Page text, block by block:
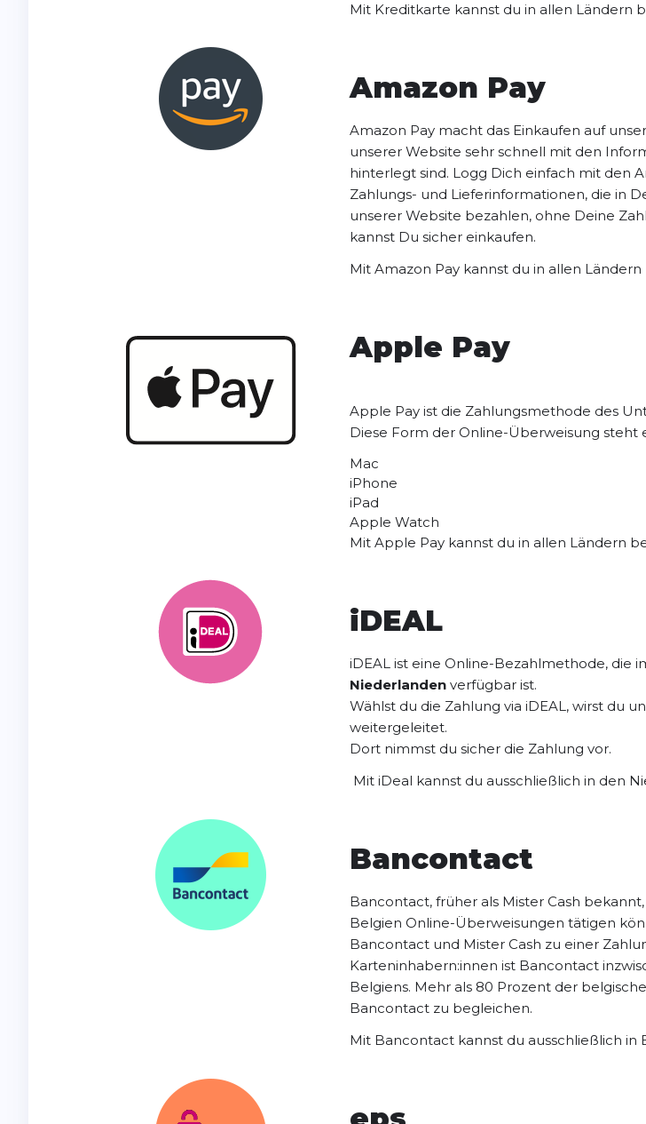
Mit Kreditkarte kannst du in allen Ländern
Amazon Pay
Amazon Pay macht das Einkaufen auf
unserer Website sehr schnell mit den
hinterlegt sind. Logg Dich einfach mit den
Zahlungs- und Lieferinformationen, die in
unserer Website bezahlen, ohne Deine
kannst Du sicher einkaufen.
Mit Amazon Pay kannst du in allen
Apple Pay
Apple Pay ist die Zahlungsmethode des
Diese Form der Online-Überweisung steht
Mac
iPhone
iPad
Apple Watch
Mit Apple Pay kannst du in allen Ländern
iDEAL
iDEAL ist eine Online-Bezahlmethode, die
Niederlanden verfügbar ist.
Wählst du die Zahlung via iDEAL, wirst du
weitergeleitet.
Dort nimmst du sicher die Zahlung vor.
Mit iDeal kannst du ausschließlich in den
Bancontact
Bancontact, früher als Mister Cash
Belgien Online-Überweisungen tätigen
Bancontact und Mister Cash zu einer
Karteninhabern:innen ist Bancontact
Belgiens. Mehr als 80 Prozent der
Bancontact zu begleichen.
Mit Bancontact kannst du ausschließlich in